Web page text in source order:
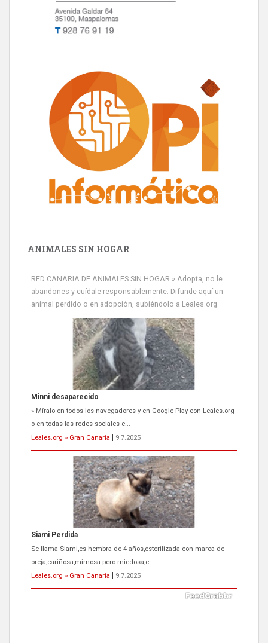
ANIMALES SIN HOGAR
RED CANARIA DE ANIMALES SIN HOGAR » Adopta, no le
abandones y cuídale responsablemente. Difunde aquí un
animal perdido o en adopción, subiéndolo a Leales.org
Minni desaparecido
» Míralo en todos los navegadores y en Google Play con Leales.org
o en todas las redes sociales c...
Leales.org » Gran Canaria
9.7.2025
Siami Perdida
Se llama Siami,es hembra de 4 años,esterilizada con marca de
oreja,cariñosa,mimosa pero miedosa,e...
Leales.org » Gran Canaria
9.7.2025